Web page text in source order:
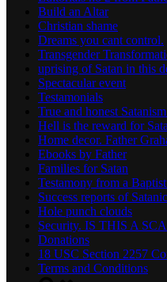
Build an Altar
Christian shame
Dreams you cant control.
Transgender
uprising of Satan in this
Spectacular event
Testamonials
True and honest
Hell is the reward for
Home decor. Father
Ebooks by Father
Families for Satan
Testamony from a
Success reports of
Hole punch clouds
Security. IS THIS A
Donations
18 USC Section 2257
Terms and Conditions